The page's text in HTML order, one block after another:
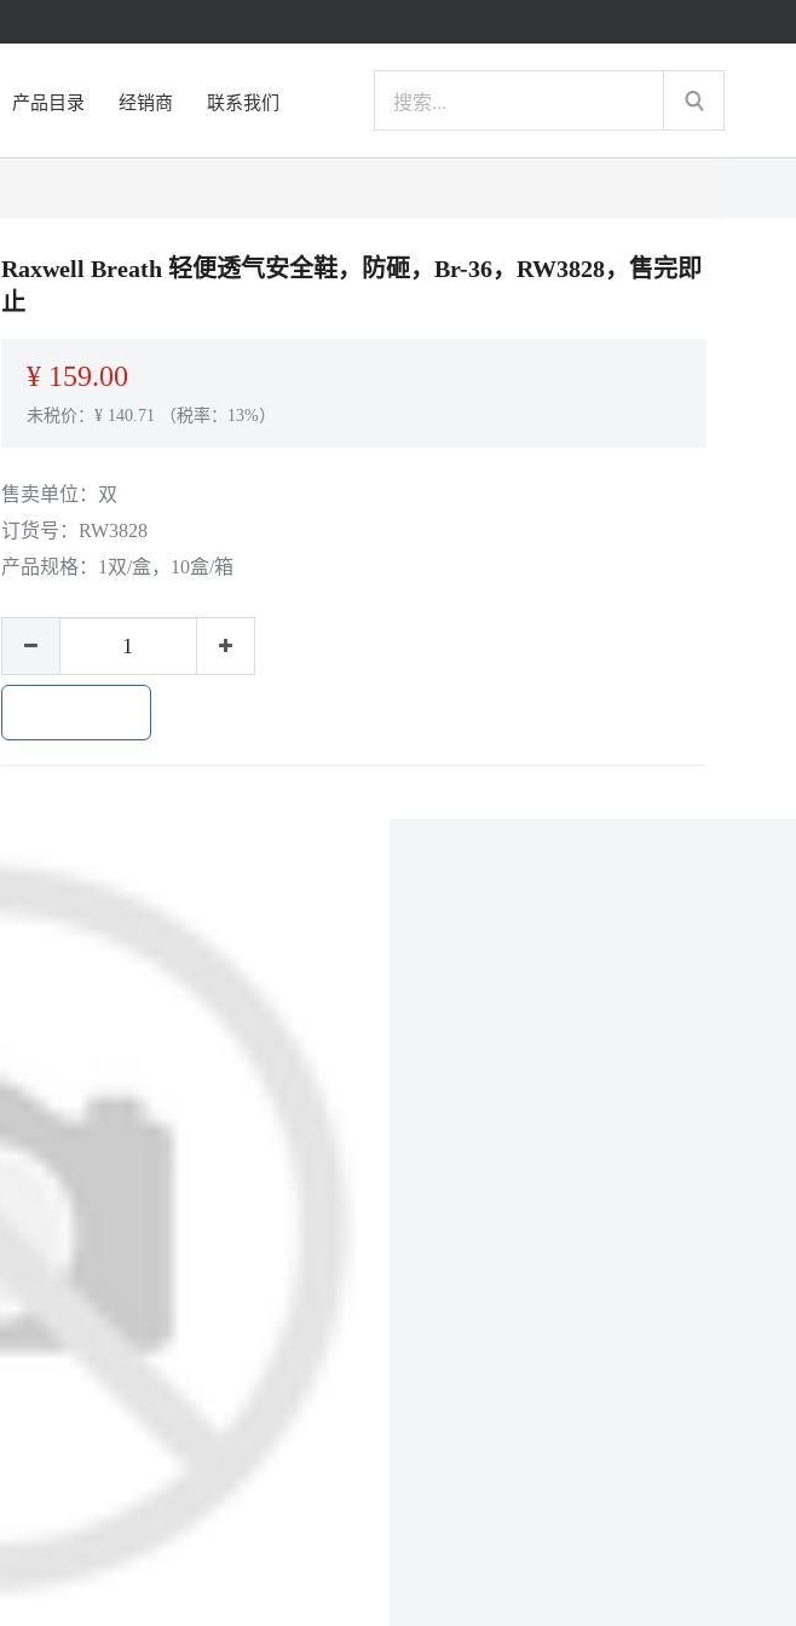
产品目录 经销商 联系我们
Raxwell Breath 轻便透气安全鞋，防砸，Br-36，RW3828，售完即
止
¥ 159.00
未税价：¥ 140.71 （税率：13%）
售卖单位： 双
订货号： RW3828
产品规格： 1双/盒，10盒/箱